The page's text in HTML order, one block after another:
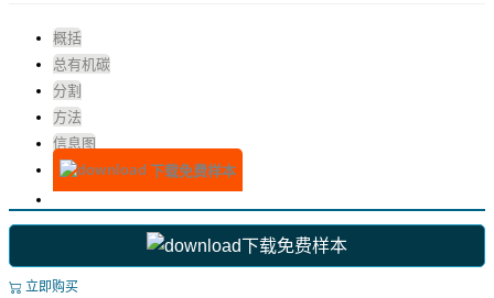
概括
总有机碳
分割
方法
信息图
下载免费样本
下载免费样本
立即购买